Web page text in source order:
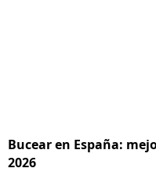
Bucear en España:
2026